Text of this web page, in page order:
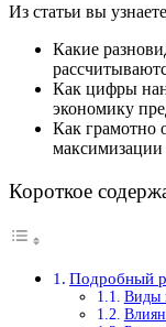
Из статьи вы
Какие
Как цифры
экономику
Как грамотно
максимизации
Короткое
Подробный
Виды